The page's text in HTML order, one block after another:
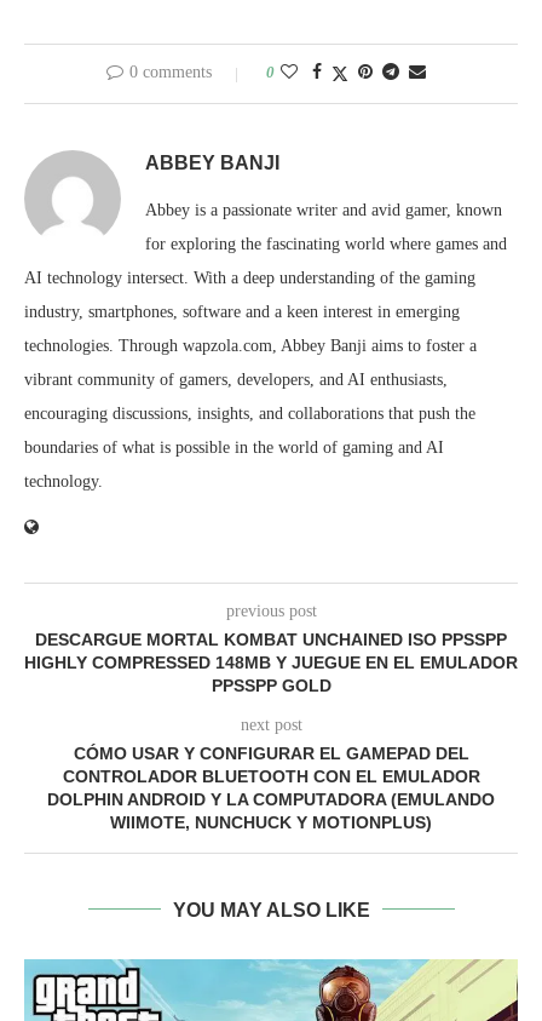
0 comments 0
ABBEY BANJI
Abbey is a passionate writer and avid gamer, known
for exploring the fascinating world where games and
AI technology intersect. With a deep understanding of the gaming
industry, smartphones, software and a keen interest in emerging
technologies. Through wapzola.com, Abbey Banji aims to foster a
vibrant community of gamers, developers, and AI enthusiasts,
encouraging discussions, insights, and collaborations that push the
boundaries of what is possible in the world of gaming and AI
technology.
previous post
DESCARGUE MORTAL KOMBAT UNCHAINED ISO PPSSPP
HIGHLY COMPRESSED 148MB Y JUEGUE EN EL EMULADOR
PPSSPP GOLD
next post
CÓMO USAR Y CONFIGURAR EL GAMEPAD DEL
CONTROLADOR BLUETOOTH CON EL EMULADOR
DOLPHIN ANDROID Y LA COMPUTADORA (EMULANDO
WIIMOTE, NUNCHUCK Y MOTIONPLUS)
YOU MAY ALSO LIKE